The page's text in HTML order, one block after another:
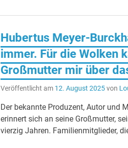
Hubertus Meyer-
immer. Für die Wolken
Großmutter mir über
Veröffentlicht am 12. August 2025von
Der bekannte Produzent, Autor und
erinnert sich an seine Großmutter,
vierzig Jahren. Familienmitglieder,